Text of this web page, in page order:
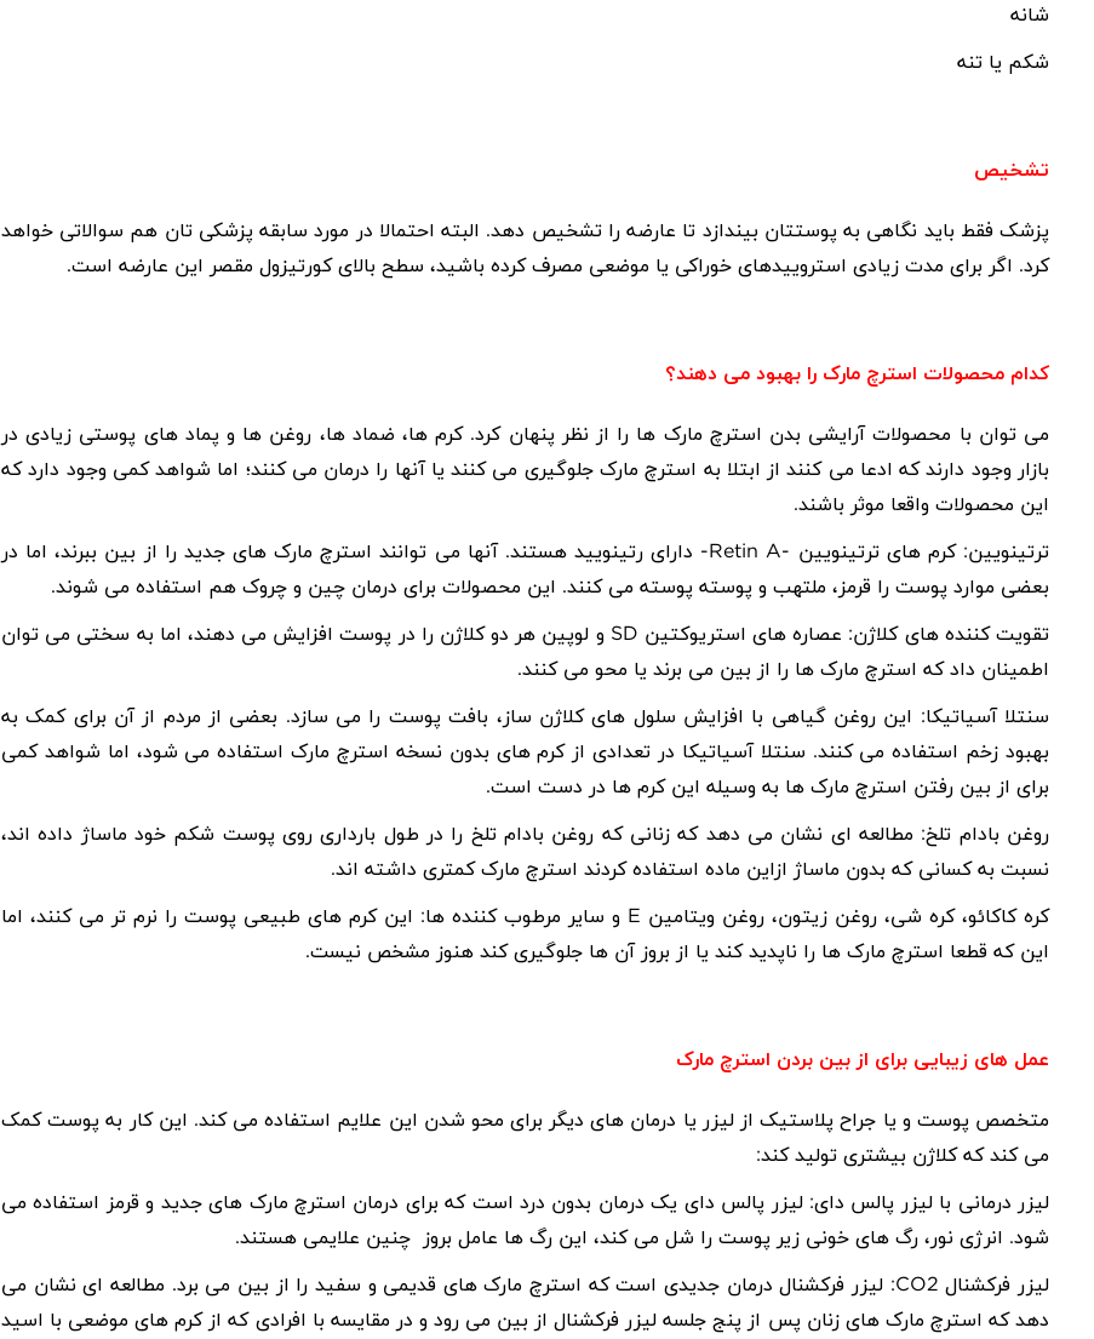
شانه
شکم یا تنه
تشخیص
پزشک فقط باید نگاهی به پوستتان بیندازد تا عارضه را تشخیص دهد. البته احتمالا در مورد سابقه پزشکی تان هم سوالاتی خواهد
کرد. اگر برای مدت زیادی استروییدهای خوراکی یا موضعی مصرف کرده باشید، سطح بالای کورتیزول مقصر این عارضه است.
کدام محصولات استرچ مارک را بهبود می دهند؟
می توان با محصولات آرایشی بدن استرچ مارک ها را از نظر پنهان کرد. کرم ها، ضماد ها، روغن ها و پماد های پوستی زیادی در
بازار وجود دارند که ادعا می کنند از ابتلا به استرچ مارک جلوگیری می کنند یا آنها را درمان می کنند؛ اما شواهد کمی وجود دارد که
این محصولات واقعا موثر باشند.
ترتینویین: کرم های ترتینویین -Retin A- دارای رتینویید هستند. آنها می توانند استرچ مارک های جدید را از بین ببرند، اما در
بعضی موارد پوست را قرمز، ملتهب و پوسته پوسته می کنند. این محصولات برای درمان چین و چروک هم استفاده می شوند.
تقویت کننده های کلاژن: عصاره های استریوکتین SD و لوپین هر دو کلاژن را در پوست افزایش می دهند، اما به سختی می توان
اطمینان داد که استرچ مارک ها را از بین می برند یا محو می کنند.
سنتلا آسیاتیکا: این روغن گیاهی با افزایش سلول های کلاژن ساز، بافت پوست را می سازد. بعضی از مردم از آن برای کمک به
بهبود زخم استفاده می کنند. سنتلا آسیاتیکا در تعدادی از کرم های بدون نسخه استرچ مارک استفاده می شود، اما شواهد کمی
برای از بین رفتن استرچ مارک ها به وسیله این کرم ها در دست است.
روغن بادام تلخ: مطالعه ای نشان می دهد که زنانی که روغن بادام تلخ را در طول بارداری روی پوست شکم خود ماساژ داده اند،
نسبت به کسانی که بدون ماساژ ازاین ماده استفاده کردند استرچ مارک کمتری داشته اند.
کره کاکائو، کره شی، روغن زیتون، روغن ویتامین E و سایر مرطوب کننده ها: این کرم های طبیعی پوست را نرم تر می کنند، اما
این که قطعا استرچ مارک ها را ناپدید کند یا از بروز آن ها جلوگیری کند هنوز مشخص نیست.
عمل های زیبایی برای از بین بردن استرچ مارک
متخصص پوست و یا جراح پلاستیک از لیزر یا درمان های دیگر برای محو شدن این علایم استفاده می کند. این کار به پوست کمک
می کند که کلاژن بیشتری تولید کند:
لیزر درمانی با لیزر پالس دای: لیزر پالس دای یک درمان بدون درد است که برای درمان استرچ مارک های جدید و قرمز استفاده می
شود. انرژی نور، رگ های خونی زیر پوست را شل می کند، این رگ ها عامل بروز چنین علایمی هستند.
لیزر فرکشنال CO2: لیزر فرکشنال درمان جدیدی است که استرچ مارک های قدیمی و سفید را از بین می برد. مطالعه ای نشان می
دهد که استرچ مارک های زنان پس از پنج جلسه لیزر فرکشنال از بین می رود و در مقایسه با افرادی که از کرم های موضعی با اسید